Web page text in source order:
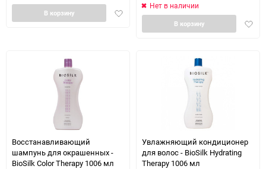
Добавить
избранное
В корзину
Нет в наличии
В корзину
Восстанавливающий
шампунь для окрашенных -
BioSilk Color Therapy 1006 мл
Увлажняющий кондиционер
для волос - BioSilk Hydrating
Therapy 1006 мл